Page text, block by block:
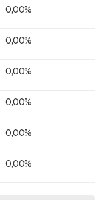
0,00%
0,00%
0,00%
0,00%
0,00%
0,00%